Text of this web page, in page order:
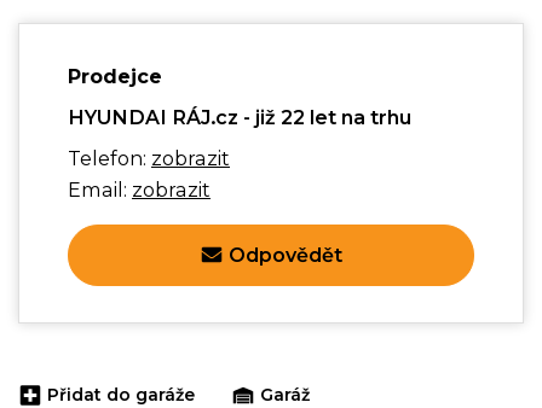
Prodejce
HYUNDAI RÁJ.cz - již 22 let na trhu
Telefon: zobrazit
Email: zobrazit
Odpovědět
Přidat do garáže
Garáž